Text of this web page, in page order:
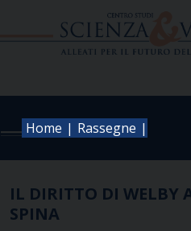
Home | Rassegne |
IL DIRITTO DI WELBY
SPINA